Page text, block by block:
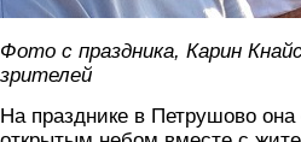
Фото с праздника, Карин
зрителей
На празднике в Петрушово